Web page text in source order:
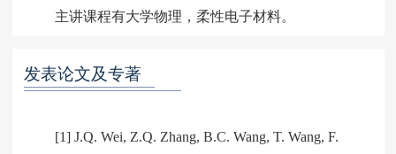
发表论文及专著
[1] J.Q. Wei, Z.Q. Zhang, B.C. Wang, T. Wang, F.